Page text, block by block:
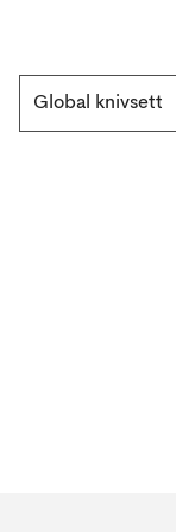
Global knivsett